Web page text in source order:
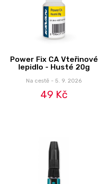
Power Fix CA Vteřinové
lepidlo - Husté 20g
Na cestě - 5. 9. 2026
49 Kč